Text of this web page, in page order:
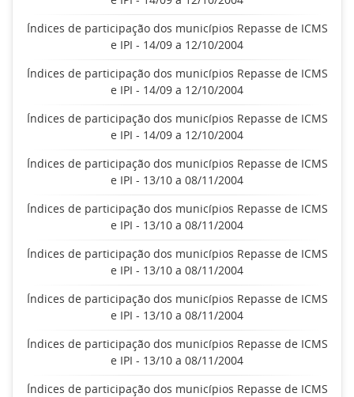
Índices de participação dos municípios Repasse de ICMS
e IPI - 14/09 a 12/10/2004
Índices de participação dos municípios Repasse de ICMS
e IPI - 14/09 a 12/10/2004
Índices de participação dos municípios Repasse de ICMS
e IPI - 14/09 a 12/10/2004
Índices de participação dos municípios Repasse de ICMS
e IPI - 13/10 a 08/11/2004
Índices de participação dos municípios Repasse de ICMS
e IPI - 13/10 a 08/11/2004
Índices de participação dos municípios Repasse de ICMS
e IPI - 13/10 a 08/11/2004
Índices de participação dos municípios Repasse de ICMS
e IPI - 13/10 a 08/11/2004
Índices de participação dos municípios Repasse de ICMS
e IPI - 13/10 a 08/11/2004
Índices de participação dos municípios Repasse de ICMS